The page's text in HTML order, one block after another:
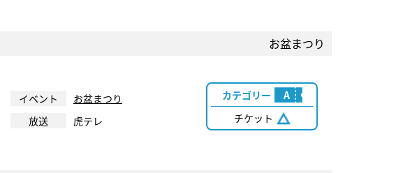
お盆まつり
イベント
お盆まつり
放送
虎テレ
カテゴリー
A
チケット